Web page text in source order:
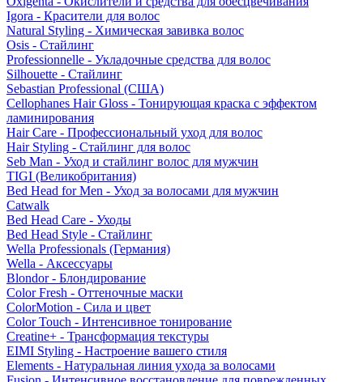
Igora - Красители для волос
Natural Styling - Химическая завивка волос
Osis - Стайлинг
Professionnelle - Укладочные средства для волос
Silhouette - Стайлинг
Sebastian Professional (США)
Cellophanes Hair Gloss - Тонирующая краска с эффектом
ламинирования
Hair Care - Профессиональный уход для волос
Hair Styling - Стайлинг для волос
Seb Man - Уход и стайлинг волос для мужчин
TIGI (Великобритания)
Bed Head for Men - Уход за волосами для мужчин
Catwalk
Bed Head Care - Уходы
Bed Head Style - Стайлинг
Wella Professionals (Германия)
Wella - Аксессуары
Blondor - Блондирование
Color Fresh - Оттеночные маски
ColorMotion - Сила и цвет
Color Touch - Интенсивное тонирование
Creatine+ - Трансформация текстуры
EIMI Styling - Настроение вашего стиля
Elements - Натуральная линия ухода за волосами